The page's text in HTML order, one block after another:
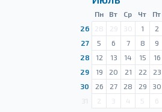
Пн Вт Ср Чт Пт
26
28 29 30 1 2
27
5 6 7 8 9
28
12 13 14 15 16
29
19 20 21 22 23
30
26 27 28 29 30
2 3 4 5 6